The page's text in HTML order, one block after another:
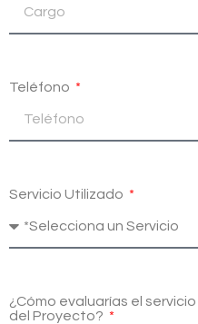
Teléfono
Servicio Utilizado
¿Cómo evaluarías el
del Proyecto?